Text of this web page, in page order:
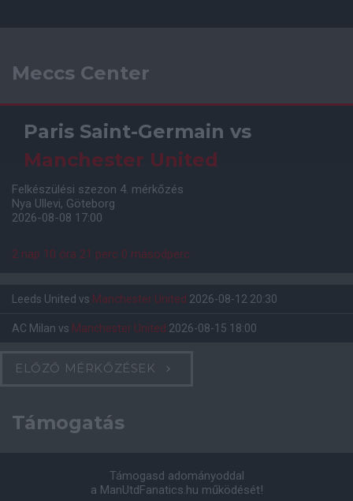
Meccs Center
Paris Saint-Germain vs
Manchester United
Felkészülési szezon 4. mérkőzés
Nya Ullevi, Göteborg
2026-08-08 17:00
2 nap 10 óra 21 perc 0 másodperc
Leeds United vs Manchester United 2026-08-12 20:30
AC Milan vs Manchester United 2026-08-15 18:00
ELŐZŐ MÉRKŐZÉSEK
Támogatás
Támogasd adományoddal
a ManUtdFanatics.hu működését!